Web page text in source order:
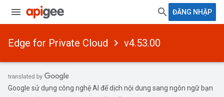
ĐĂNG NHẬP
Edge for Private Cloud v4.53.00
Google sử dụng công nghệ AI để dịch nội dung sang ngôn ngữ bạn